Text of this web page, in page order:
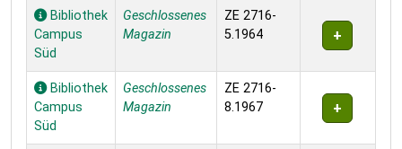
Bibliothek
Campus
Süd
Geschlossenes
Magazin
ZE 2716-
5.1964
Bibliothek
Campus
Süd
Geschlossenes
Magazin
ZE 2716-
8.1967